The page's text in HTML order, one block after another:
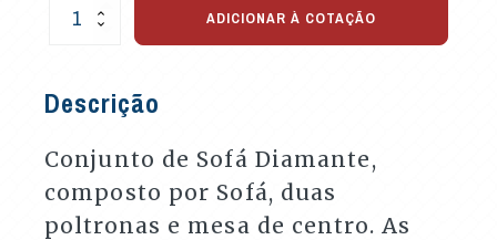
Conjunto
p/
Áreas
Externas
quantidade
ADICIONAR À COTAÇÃO
Descrição
Conjunto de Sofá Diamante,
composto por Sofá, duas
poltronas e mesa de centro. As